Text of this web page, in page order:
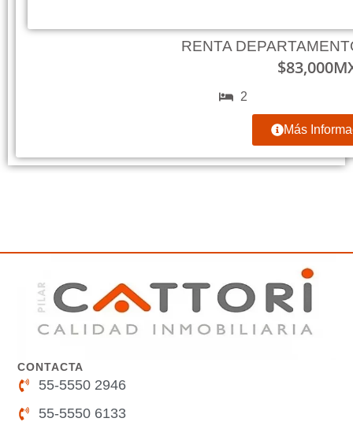
RENTA
$83,000
2
Más
CONTACTA
55-5550 2946
55-5550 6133